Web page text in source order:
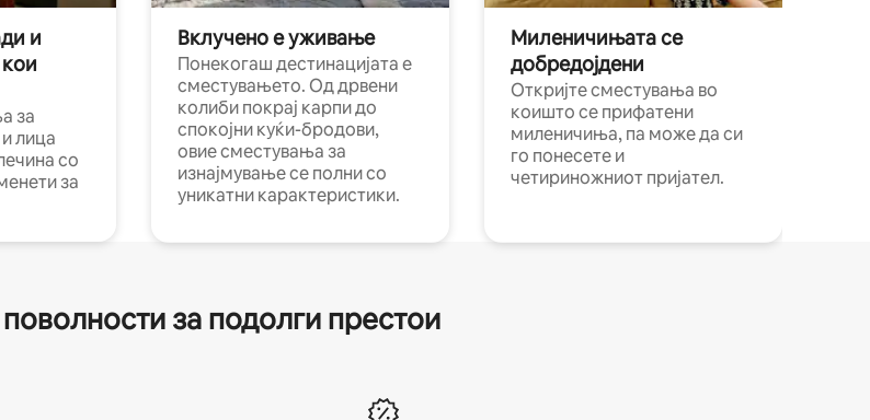
и
за
лица
со
за
Вклучено е уживање
Понекогаш дестинацијата е
сместувањето. Од дрвени
колиби покрај карпи до
спокојни куќи-бродови,
овие сместувања за
изнајмување се полни со
уникатни карактеристики.
Миленичињата се
добредојдени
Откријте сместувања во
коишто се прифатени
миленичиња, па може да си
го понесете и
четириножниот пријател.
за подолги престои